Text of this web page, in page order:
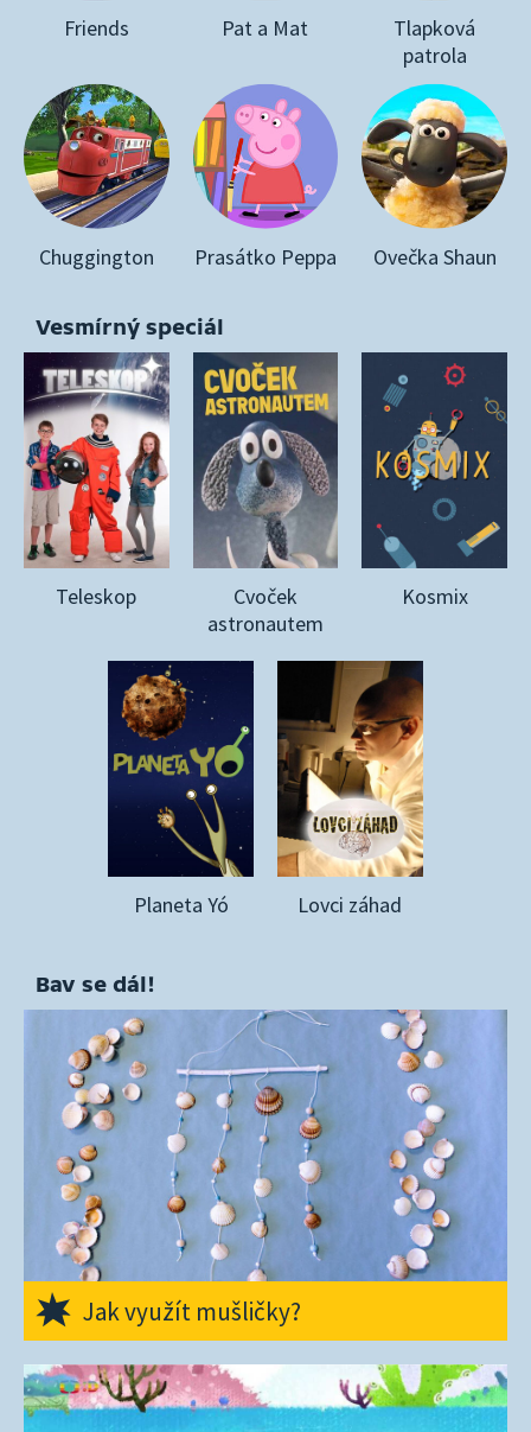
Friends Pat a Mat
Tlapková
patrola
Chuggington Prasátko Peppa Ovečka Shaun
Vesmírný speciál
Teleskop
Cvoček
astronautem
Kosmix
Planeta Yó Lovci záhad
Bav se dál!
Jak využít mušličky?